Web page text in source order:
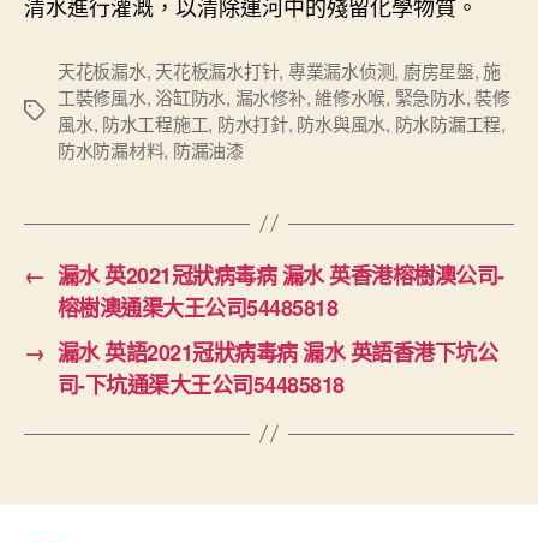
Tags
天花板漏水, 天花板漏水打针, 專業漏水侦测, 廚房星盤,施
工裝修風水, 浴缸防水, 漏水修补,維修水喉, 緊急防水,裝修
風水, 防水工程施工, 防水打針, 防水與風水, 防水防漏工程,
防水防漏材料, 防漏油漆
← 漏水 英2021冠狀病毒病 漏水 英香港榕樹澳公司-
榕樹澳通渠大王公司54485818
→ 漏水 英語2021冠狀病毒病 漏水 英語香港下坑公
司-下坑通渠大王公司54485818